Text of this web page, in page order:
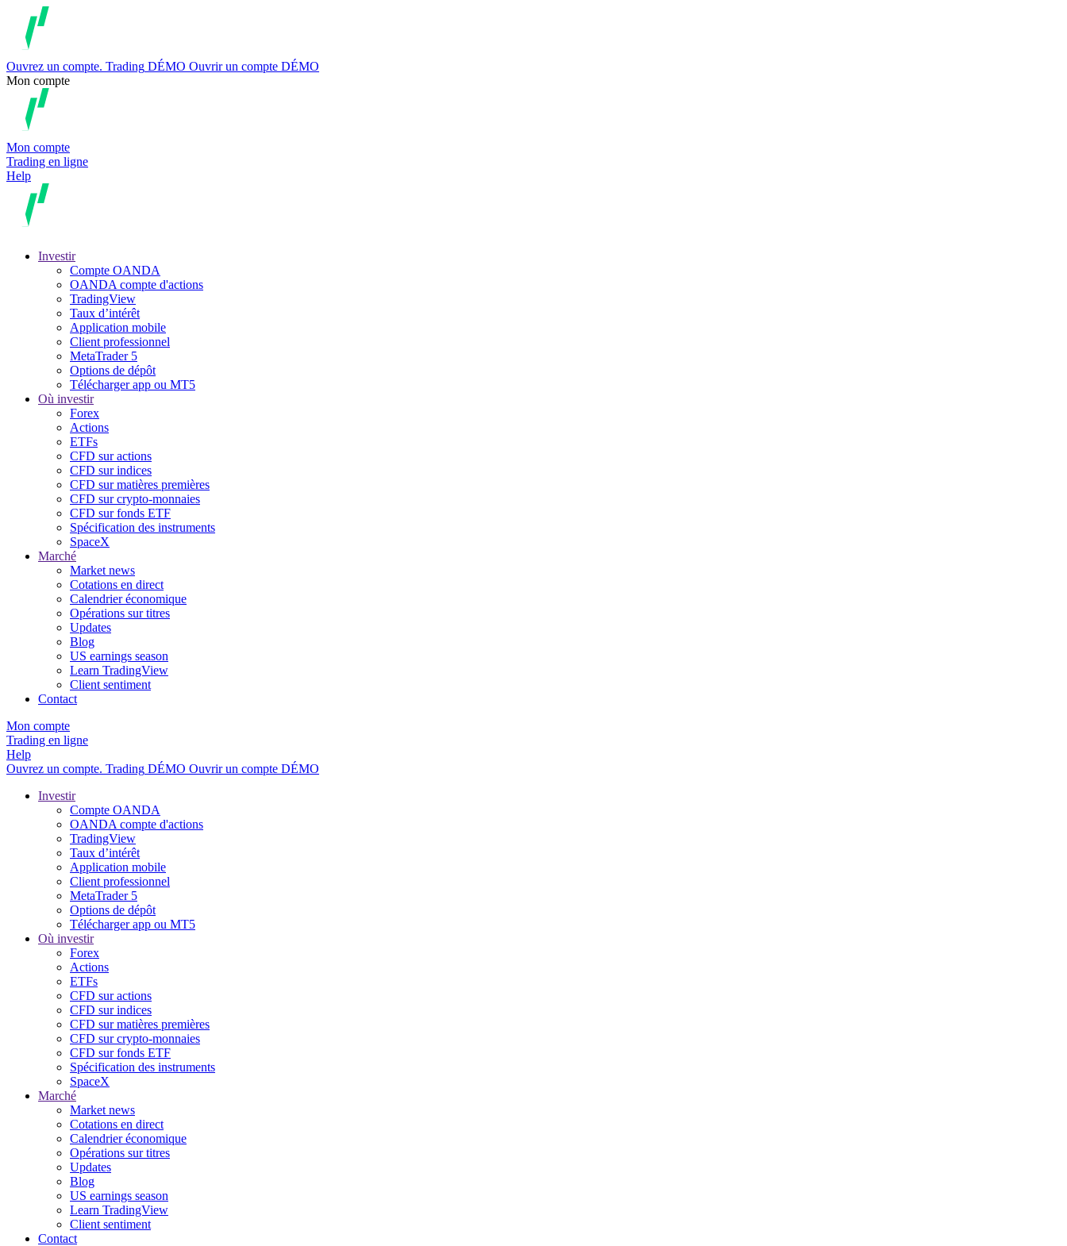
Ouvrez un compte. Trading DÉMO Ouvrir un compte DÉMO
Mon compte
Mon compte
Trading en ligne
Help
Investir
Compte OANDA
OANDA compte d'actions
TradingView
Taux d’intérêt
Application mobile
Client professionnel
MetaTrader 5
Options de dépôt
Télécharger app ou MT5
Où investir
Forex
Actions
ETFs
CFD sur actions
CFD sur indices
CFD sur matières premières
CFD sur crypto-monnaies
CFD sur fonds ETF
Spécification des instruments
SpaceX
Marché
Market news
Cotations en direct
Calendrier économique
Opérations sur titres
Updates
Blog
US earnings season
Learn TradingView
Client sentiment
Contact
Mon compte
Trading en ligne
Help
Ouvrez un compte. Trading DÉMO Ouvrir un compte DÉMO
Investir
Compte OANDA
OANDA compte d'actions
TradingView
Taux d’intérêt
Application mobile
Client professionnel
MetaTrader 5
Options de dépôt
Télécharger app ou MT5
Où investir
Forex
Actions
ETFs
CFD sur actions
CFD sur indices
CFD sur matières premières
CFD sur crypto-monnaies
CFD sur fonds ETF
Spécification des instruments
SpaceX
Marché
Market news
Cotations en direct
Calendrier économique
Opérations sur titres
Updates
Blog
US earnings season
Learn TradingView
Client sentiment
Contact